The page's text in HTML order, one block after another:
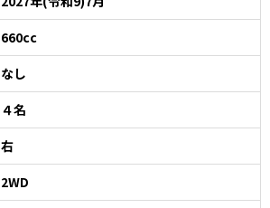
660cc
なし
４名
右
2WD